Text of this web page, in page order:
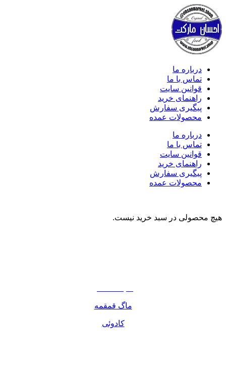
درباره ما
تماس با ما
قوانین سایت
راهنمای خرید
پیگیری سفارش
محصولات عمده
درباره ما
تماس با ما
قوانین سایت
راهنمای خرید
پیگیری سفارش
محصولات عمده
هیچ محصولی در سبد خرید نیست.
ماگ قمقمه
کادوئی